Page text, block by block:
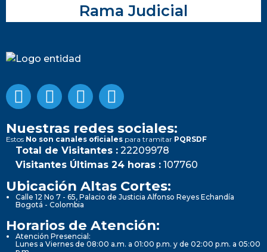
Rama Judicial
Nuestras redes sociales:
Estos No son canales oficiales para tramitar PQRSDF
Total de Visitantes : 22209978
Visitantes Últimas 24 horas : 107760
Ubicación Altas Cortes:
Calle 12 No 7 - 65, Palacio de Justicia Alfonso Reyes Echandía
Bogotá - Colombia
Horarios de Atención:
Atención Presencial:
Lunes a Viernes de 08:00 a.m. a 01:00 p.m. y de 02:00 p.m. a 05:00